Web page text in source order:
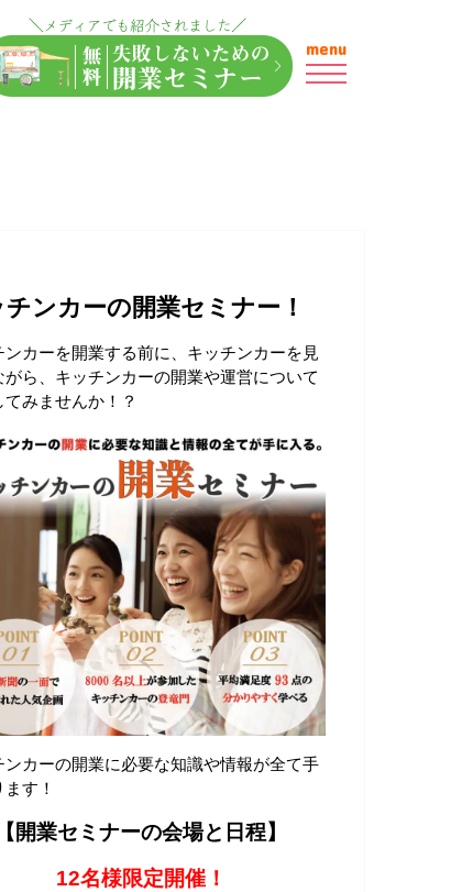
menu
チンカーの開業セミナー！
ンカーを開業する前に、キッチンカーを見
がら、キッチンカーの開業や運営について
てみませんか！？
ンカーの開業に必要な知識や情報が全て手
す！
【開業セミナーの会場と日程】
12名様限定開催！